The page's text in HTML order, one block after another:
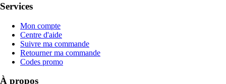
Services
Mon compte
Centre d'aide
Suivre ma commande
Retourner ma commande
Codes promo
À propos